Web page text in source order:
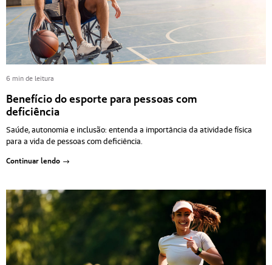
6 min de leitura
Benefício do esporte para pessoas com
deficiência
Saúde, autonomia e inclusão: entenda a importância da atividade física
para a vida de pessoas com deficiência.
Continuar lendo